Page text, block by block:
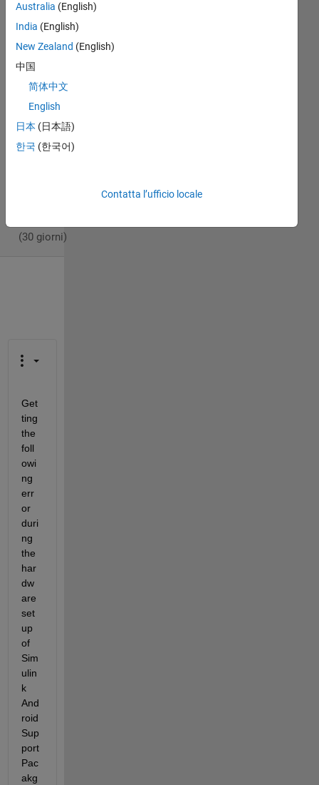
22 Apr
2021
1
Risposta
Risposta
accettata
(30 giorni)
Get
ting
the
foll
owi
ng
err
or
duri
ng
the
har
dw
are
set
up
of
Sim
ulin
k
And
roid
Sup
port
Pac
akg
Australia (English)
India (English)
New Zealand (English)
中国
简体中文
English
日本 (日本語)
한국 (한국어)
Contatta l’ufficio locale